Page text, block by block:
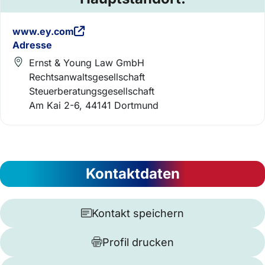
www.ey.com
Adresse
Ernst & Young Law GmbH
Rechtsanwaltsgesellschaft
Steuerberatungsgesellschaft
Am Kai 2-6, 44141 Dortmund
Kontaktdaten
Kontakt speichern
Profil drucken